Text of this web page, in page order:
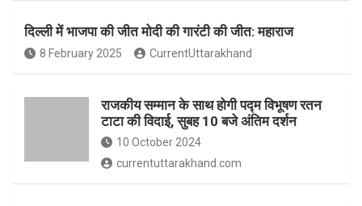
ce
b
o
o
at
s
A
p
p
e
दिल्ली में भाजपा की जीत मोदी की गारंटी की जीत: महाराज
8 February 2025 CurrentUttarakhand
राजकीय सम्मान के साथ होगी पद्म विभूषण रतन
टाटा की विदाई, सुबह 10 बजे अंतिम दर्शन
10 October 2024
currentuttarakhand.com